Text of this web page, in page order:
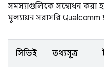
সমস্যাগুলিকে সম্বোধন করা
মূল্যায়ন সরাসরি Qualcomm
সিভিই তথ্যসূত্র